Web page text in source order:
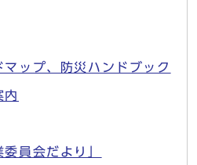
ップ、防災ハンドブック
内
員会だより」